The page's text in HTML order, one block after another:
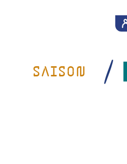
SAISON